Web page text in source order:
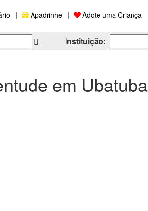
| Apadrinhe | Adote uma Criança
Instituição:
em Ubatuba